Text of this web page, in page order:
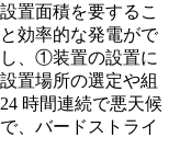
置面積を要するこ
効率的な発電がで
、①装置の設置に
置場所の選定や組
時間連続で悪天候
、バードストライ